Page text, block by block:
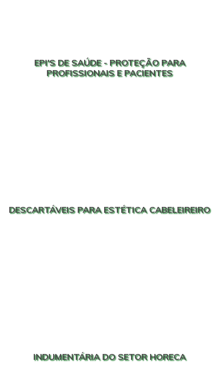
EPI'S DE SAÚDE - PROTEÇÃO PARA
PROFISSIONAIS E PACIENTES
DESCARTÁVEIS PARA ESTÉTICA CABELEIREIRO
INDUMENTÁRIA DO SETOR HORECA